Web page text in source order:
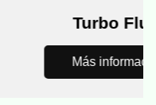
Turbo Fluid
Más información